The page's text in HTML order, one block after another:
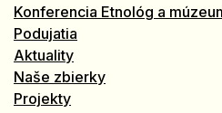
Konferencia Etnológ a
Podujatia
Aktuality
Naše zbierky
Projekty